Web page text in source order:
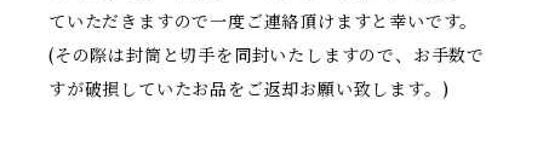
ていただきますので一度ご連絡頂けますと幸いです。
(その際は封筒と切手を同封いたしますので、お手数で
すが破損していたお品をご返却お願い致します。)